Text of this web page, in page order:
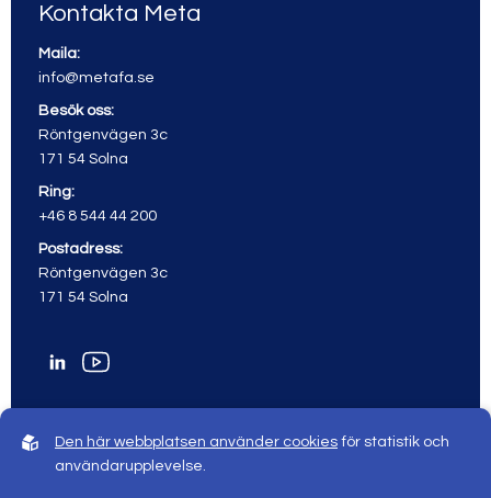
Kontakta Meta
Maila:
info@metafa.se
Besök oss:
Röntgenvägen 3c
171 54 Solna
Ring:
+46 8 544 44 200
Postadress:
Röntgenvägen 3c
171 54 Solna
© 2026 Meta All rights reserved
Den här webbplatsen använder cookies för statistik och
användarupplevelse.